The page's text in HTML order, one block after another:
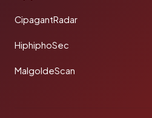
CipagantRadar
HiphiphoSec
MalgoldeScan